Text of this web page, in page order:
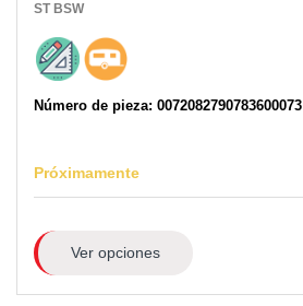
ST BSW
Número de pieza: 0072082790783600073
Próximamente
Ver opciones